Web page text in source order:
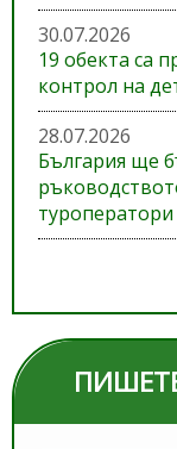
30.07.2026
19 обекта са
контрол на
28.07.2026
България ще